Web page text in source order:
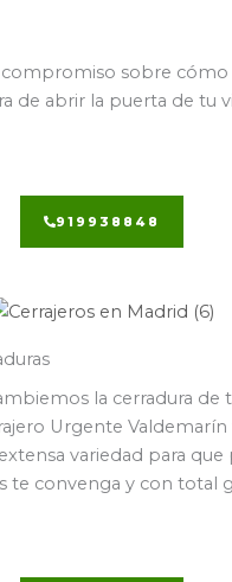
compromiso sobre
de abrir la puerta de tu
919938848
la cerradura de
Urgente Valdemarín
variedad para que
te convenga y con total